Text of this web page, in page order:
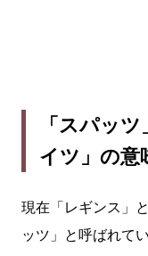
「スパッ
イツ」の意
現在「レギンス」
ッツ」と呼ばれて